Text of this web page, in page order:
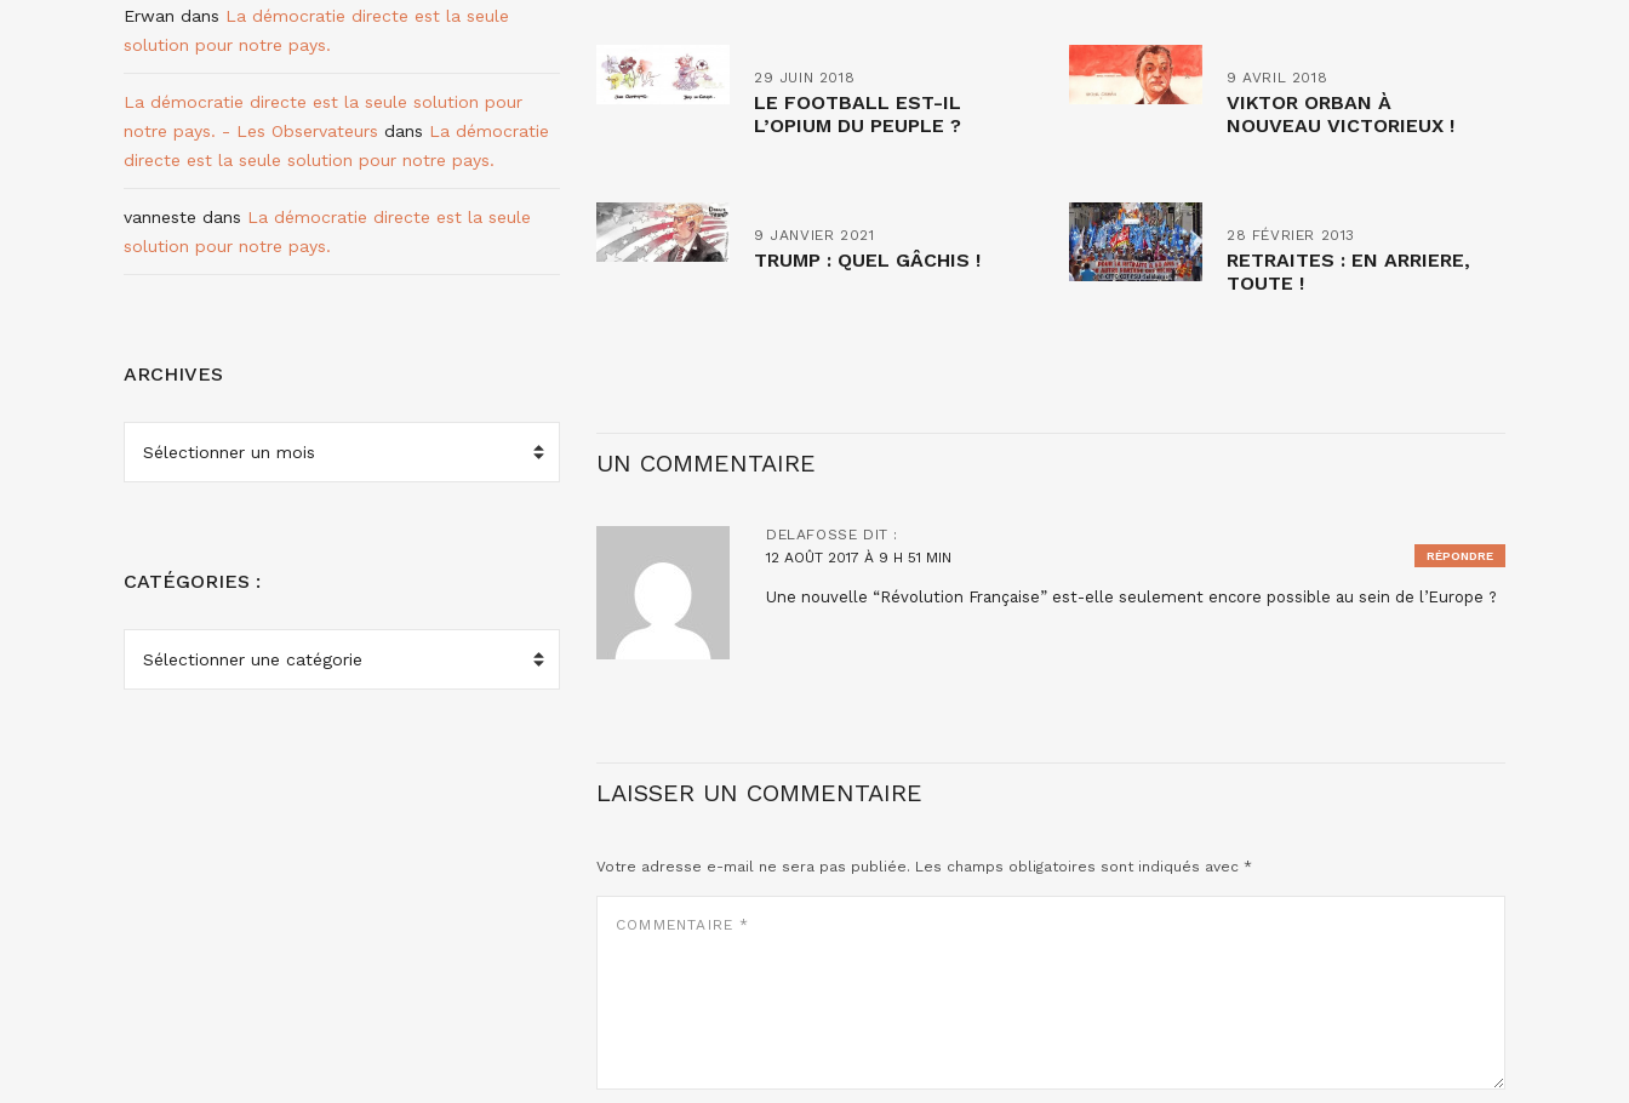
29 JUIN 2018
LE FOOTBALL EST-IL
L’OPIUM DU PEUPLE ?
9 AVRIL 2018
VIKTOR ORBAN À
NOUVEAU VICTORIEUX !
9 JANVIER 2021
TRUMP : QUEL GÂCHIS !
28 FÉVRIER 2013
RETRAITES : EN ARRIERE,
TOUTE !
UN COMMENTAIRE
DELAFOSSE DIT :
12 AOÛT 2017 À 9 H 51 MIN
Une nouvelle “Révolution Française” est-elle seulement encore possible au sein de l’Europe ?
RÉPONDRE
LAISSER UN COMMENTAIRE
Votre adresse e-mail ne sera pas publiée. Les champs obligatoires sont indiqués avec *
COMMENTAIRE
Erwan dans La démocratie directe est la seule
solution pour notre pays.
La démocratie directe est la seule solution pour
notre pays. - Les Observateurs dans La démocratie
directe est la seule solution pour notre pays.
vanneste dans La démocratie directe est la seule
solution pour notre pays.
ARCHIVES
ARCHIVES
CATÉGORIES :
CATÉGORIES